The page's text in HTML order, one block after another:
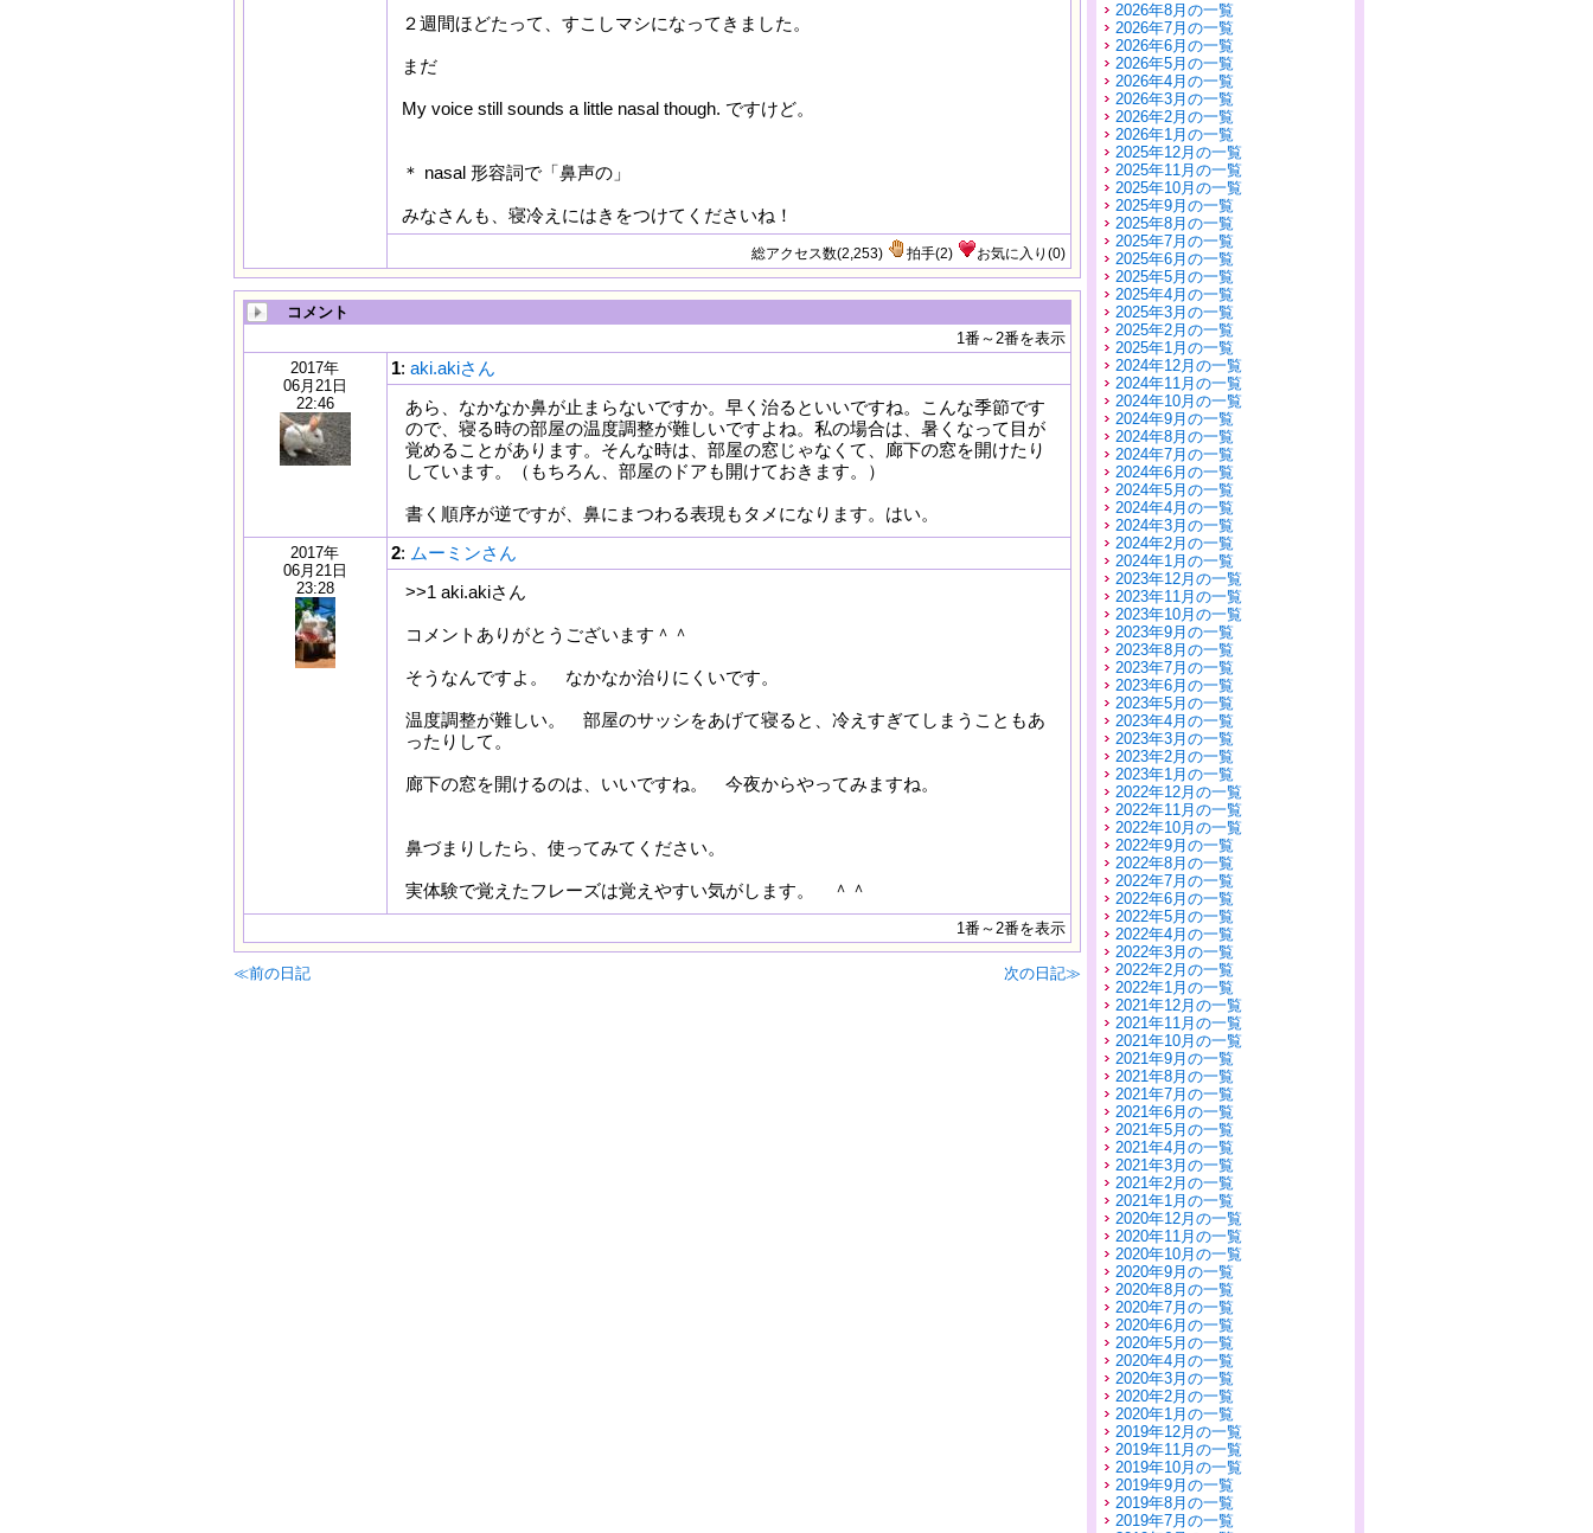
２週間ほどたって、すこしマシになってきました。
まだ
My voice still sounds a little nasal though. ですけど。
＊ nasal 形容詞で「鼻声の」
みなさんも、寝冷えにはきをつけてくださいね！
総アクセス数(2,253) 拍手(2) お気に入り (0)
コメント
1番～2番を表示
2017年
06月21日
22:46
1: aki.akiさん
あら、なかなか鼻が止まらないですか。早く治るといいですね。こんな季節です
ので、寝る時の部屋の温度調整が難しいですよね。私の場合は、暑くなって目が
覚めることがあります。そんな時は、部屋の窓じゃなくて、廊下の窓を開けたり
しています。（もちろん、部屋のドアも開けておきます。）
書く順序が逆ですが、鼻にまつわる表現もタメになります。はい。
2017年
06月21日
23:28
2: ムーミンさん
>>1 aki.akiさん
コメントありがとうございます＾＾
そうなんですよ。 なかなか治りにくいです。
温度調整が難しい。 部屋のサッシをあげて寝ると、冷えすぎてしまうこともあ
ったりして。
廊下の窓を開けるのは、いいですね。 今夜からやってみますね。
鼻づまりしたら、使ってみてください。
実体験で覚えたフレーズは覚えやすい気がします。 ＾＾
1番～2番を表示
≪前の日記 次の日記≫
2026年8月の一覧
2026年7月の一覧
2026年6月の一覧
2026年5月の一覧
2026年4月の一覧
2026年3月の一覧
2026年2月の一覧
2026年1月の一覧
2025年12月の一覧
2025年11月の一覧
2025年10月の一覧
2025年9月の一覧
2025年8月の一覧
2025年7月の一覧
2025年6月の一覧
2025年5月の一覧
2025年4月の一覧
2025年3月の一覧
2025年2月の一覧
2025年1月の一覧
2024年12月の一覧
2024年11月の一覧
2024年10月の一覧
2024年9月の一覧
2024年8月の一覧
2024年7月の一覧
2024年6月の一覧
2024年5月の一覧
2024年4月の一覧
2024年3月の一覧
2024年2月の一覧
2024年1月の一覧
2023年12月の一覧
2023年11月の一覧
2023年10月の一覧
2023年9月の一覧
2023年8月の一覧
2023年7月の一覧
2023年6月の一覧
2023年5月の一覧
2023年4月の一覧
2023年3月の一覧
2023年2月の一覧
2023年1月の一覧
2022年12月の一覧
2022年11月の一覧
2022年10月の一覧
2022年9月の一覧
2022年8月の一覧
2022年7月の一覧
2022年6月の一覧
2022年5月の一覧
2022年4月の一覧
2022年3月の一覧
2022年2月の一覧
2022年1月の一覧
2021年12月の一覧
2021年11月の一覧
2021年10月の一覧
2021年9月の一覧
2021年8月の一覧
2021年7月の一覧
2021年6月の一覧
2021年5月の一覧
2021年4月の一覧
2021年3月の一覧
2021年2月の一覧
2021年1月の一覧
2020年12月の一覧
2020年11月の一覧
2020年10月の一覧
2020年9月の一覧
2020年8月の一覧
2020年7月の一覧
2020年6月の一覧
2020年5月の一覧
2020年4月の一覧
2020年3月の一覧
2020年2月の一覧
2020年1月の一覧
2019年12月の一覧
2019年11月の一覧
2019年10月の一覧
2019年9月の一覧
2019年8月の一覧
2019年7月の一覧